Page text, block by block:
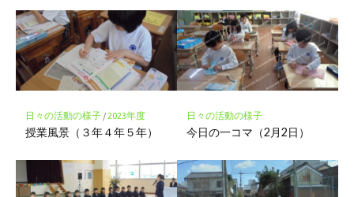
日々の活動の様子/2023年度
授業風景（３年４年５年）
日々の活動の様子
今日の一コマ（2月2日）